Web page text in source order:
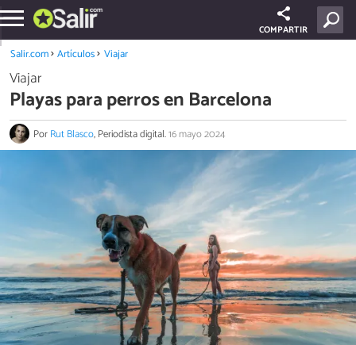
COMPARTIR
Salir.com Artículos Viajar
Viajar
Playas para perros en Barcelona
PorRut Blasco, Periodista digital.16 mayo 2024